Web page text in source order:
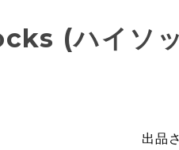
(ハイソ
出品